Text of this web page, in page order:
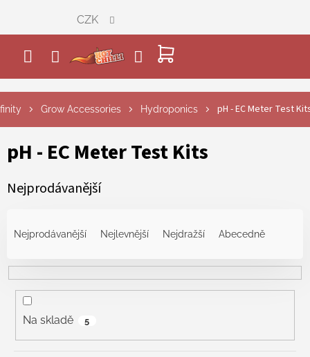
obsah
NÁKUPNÍ
KOŠÍK
CZK
Grow Accessories Hydroponics pH - EC Meter Test
pH - EC Meter Test Kits
Nejprodávanější
e
n
Nejprodávanější Nejlevnější Nejdražší Abecedně
Na skladě 5